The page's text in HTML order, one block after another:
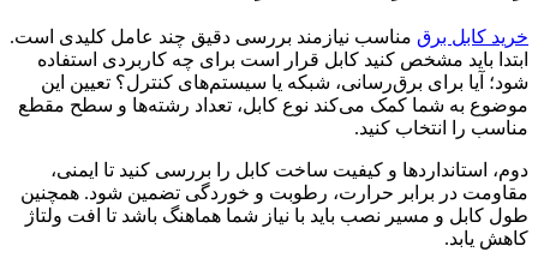
خرید کابل برق مناسب نیازمند بررسی دقیق چند عامل کلیدی است.
ابتدا باید مشخص کنید کابل قرار است برای چه کاربردی استفاده
شود؛ آیا برای برق‌رسانی، شبکه یا سیستم‌های کنترل؟ تعیین این
موضوع به شما کمک می‌کند نوع کابل، تعداد رشته‌ها و سطح مقطع
مناسب را انتخاب کنید.
دوم، استانداردها و کیفیت ساخت کابل را بررسی کنید تا ایمنی،
مقاومت در برابر حرارت، رطوبت و خوردگی تضمین شود. همچنین
طول کابل و مسیر نصب باید با نیاز شما هماهنگ باشد تا افت ولتاژ
کاهش یابد.